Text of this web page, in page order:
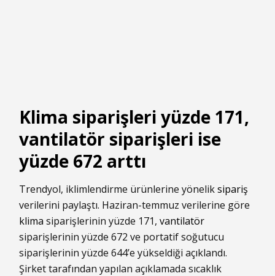
Klima siparişleri yüzde 171,
vantilatör siparişleri ise
yüzde 672 arttı
Trendyol, iklimlendirme ürünlerine yöneliksipariş
verilerini paylaştı. Haziran-temmuz verilerine göre
klima siparişlerinin yüzde 171, vantilatör
siparişlerinin yüzde 672 ve portatif soğutucu
siparişlerinin yüzde 644’e yükseldiği açıklandı.
Şirket tarafından yapılan açıklamada sıcaklık